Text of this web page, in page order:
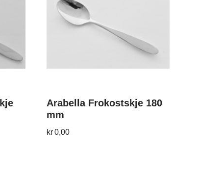
Arabella Frokostskje 180
mm
kr0,00